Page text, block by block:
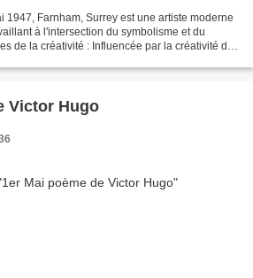
1947, Farnham, Surrey est une artiste moderne
à l'intersection du symbolisme et du
de la créativité : Influencée par la créativité des
de Victor Hugo